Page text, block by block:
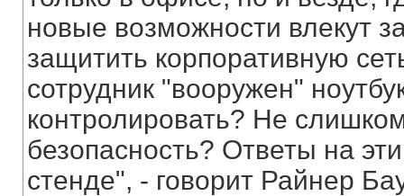
новые возможности влекут
защитить корпоративную
сотрудник "вооружен"
контролировать? Не
безопасность? Ответы на
стенде", - говорит Райнер